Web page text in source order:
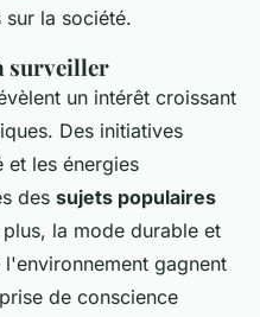
la société.
surveiller
un intérêt croissant
Des initiatives
et les énergies
des sujets populaires
la mode durable et
gagnent
de conscience